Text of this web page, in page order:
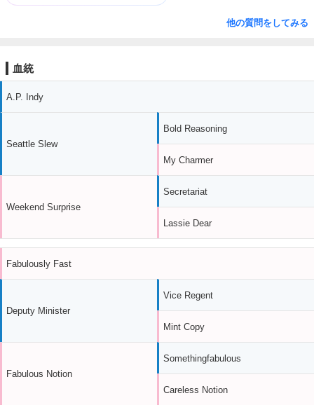
他の質問をしてみる
血統
A.P. Indy
Seattle Slew
Weekend Surprise
Bold Reasoning
My Charmer
Secretariat
Lassie Dear
Fabulously Fast
Deputy Minister
Fabulous Notion
Vice Regent
Mint Copy
Somethingfabulous
Careless Notion